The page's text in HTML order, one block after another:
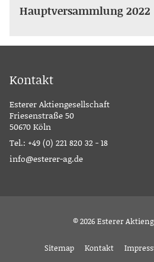
Hauptversammlung 2022
Kontakt
Esterer Aktiengesellschaft
Friesenstraße 50
50670 Köln
Tel.: +49 (0) 221 820 32 - 18
info@esterer-ag.de
© 2026 Esterer
Sitemap Kontakt